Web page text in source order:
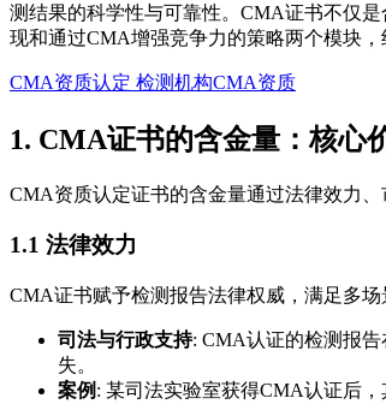
测结果的科学性与可靠性。CMA证书不仅
现和通过CMA增强竞争力的策略两个模块
CMA资质认定 检测机构CMA资质
1. CMA证书的含金量：核心
CMA资质认定证书的含金量通过法律效力
1.1 法律效力
CMA证书赋予检测报告法律权威，满足多场
司法与行政支持: CMA认证的检测报
失。
案例 : 某司法实验室获得CMA认证后